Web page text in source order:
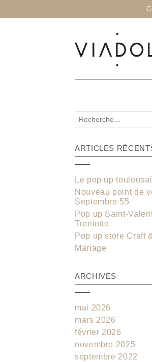
ARTICLES
Le pop up
Nouveau point de
Septembre 55
Pop up Saint-
Trentotto
Pop up store Craft
Mariage
ARCHIVES
mai 2026
mars 2026
février 2026
novembre 2025
septembre 2022